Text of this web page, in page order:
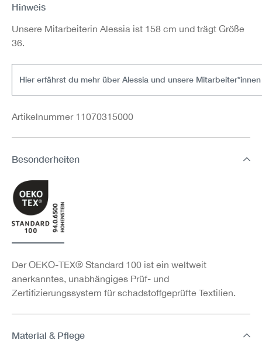
Hinweis
Unsere Mitarbeiterin Alessia ist 158 cm und trägt Größe
36.
Hier erfährst du mehr über Alessia und unsere
Artikelnummer 11070315000
Besonderheiten
Der OEKO-TEX® Standard 100 ist ein weltweit
anerkanntes, unabhängiges Prüf- und
Zertifizierungssystem für schadstoffgeprüfte Textilien.
Material & Pflege